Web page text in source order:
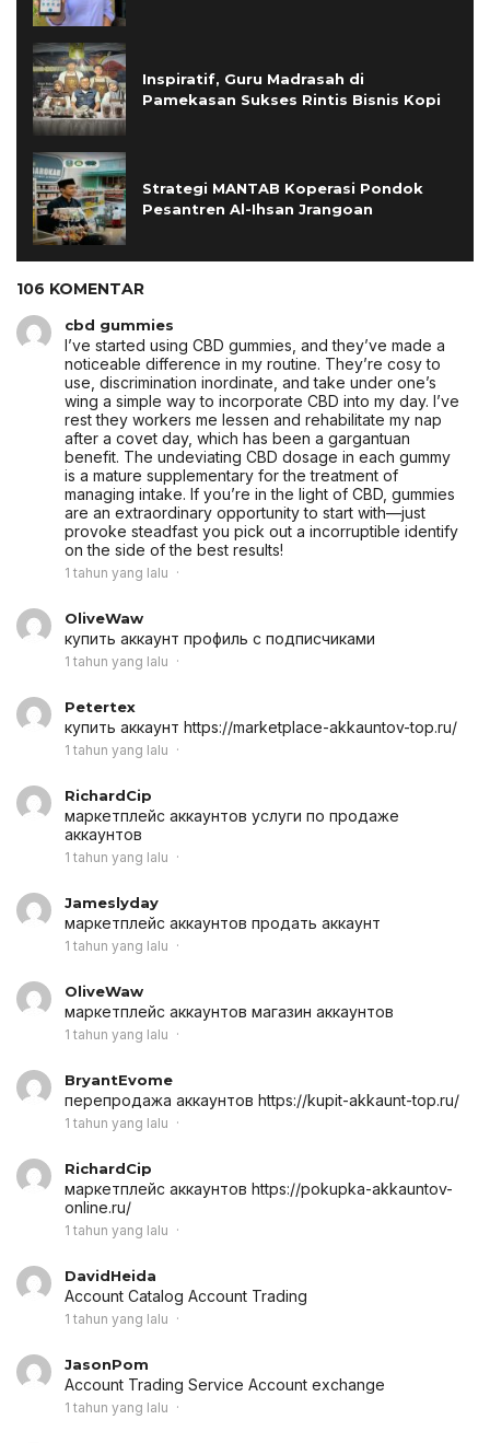
Inspiratif, Guru Madrasah di
Pamekasan Sukses Rintis Bisnis Kopi
Strategi MANTAB Koperasi Pondok
Pesantren Al-Ihsan Jrangoan
106 KOMENTAR
cbd gummies
I’ve started using CBD gummies, and they’ve made a
noticeable difference in my routine. They’re cosy to
use, discrimination inordinate, and take under one’s
wing a simple way to incorporate CBD into my day. I’ve
rest they workers me lessen and rehabilitate my nap
after a covet day, which has been a gargantuan
benefit. The undeviating CBD dosage in each gummy
is a mature supplementary for the treatment of
managing intake. If you’re in the light of CBD, gummies
are an extraordinary opportunity to start with—just
provoke steadfast you pick out a incorruptible identify
on the side of the best results!
1 tahun yang lalu
OliveWaw
купить аккаунт профиль с подписчиками
1 tahun yang lalu
Petertex
купить аккаунт https://marketplace-akkauntov-top.ru/
1 tahun yang lalu
RichardCip
маркетплейс аккаунтов услуги по продаже
аккаунтов
1 tahun yang lalu
Jameslyday
маркетплейс аккаунтов продать аккаунт
1 tahun yang lalu
OliveWaw
маркетплейс аккаунтов магазин аккаунтов
1 tahun yang lalu
BryantEvome
перепродажа аккаунтов https://kupit-akkaunt-top.ru/
1 tahun yang lalu
RichardCip
маркетплейс аккаунтов https://pokupka-akkauntov-
online.ru/
1 tahun yang lalu
DavidHeida
Account Catalog Account Trading
1 tahun yang lalu
JasonPom
Account Trading Service Account exchange
1 tahun yang lalu